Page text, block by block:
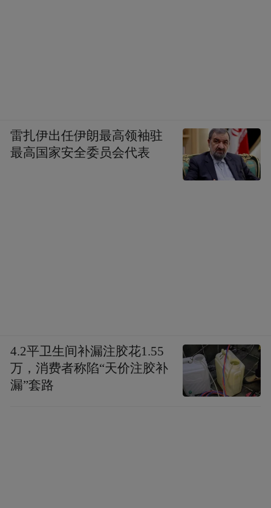
雷扎伊出任伊朗最高领袖驻
最高国家安全委员会代表
4.2平卫生间补漏注胶花1.55
万，消费者称陷“天价注胶补
漏”套路